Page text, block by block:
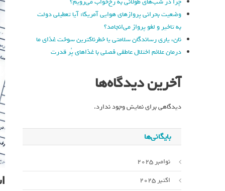
وضعیت بحرانی پروازهای هوایی آمریکا: آیا تعطیلی دولت
به تاخیر و لغو پرواز می‌انجامد؟
نان، یاری رساندگان سلامتی یا خطرناکترین سوخت غذای ما
درمان علائم اختلال عاطفی فصلی با غذاهای پُر قدرت
آخرین دیدگاه‌ها
دیدگاهی برای نمایش وجود ندارد.
بایگانی‌ها
نوامبر 2025
اکتبر 2025